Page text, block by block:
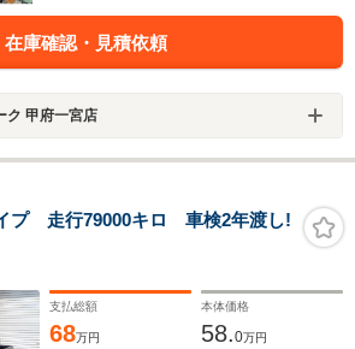
在庫確認・見積依頼
ク 甲府一宮店
プ 走行79000キロ 車検2年渡し!
支払総額
68万円
本体価格
58.0万円